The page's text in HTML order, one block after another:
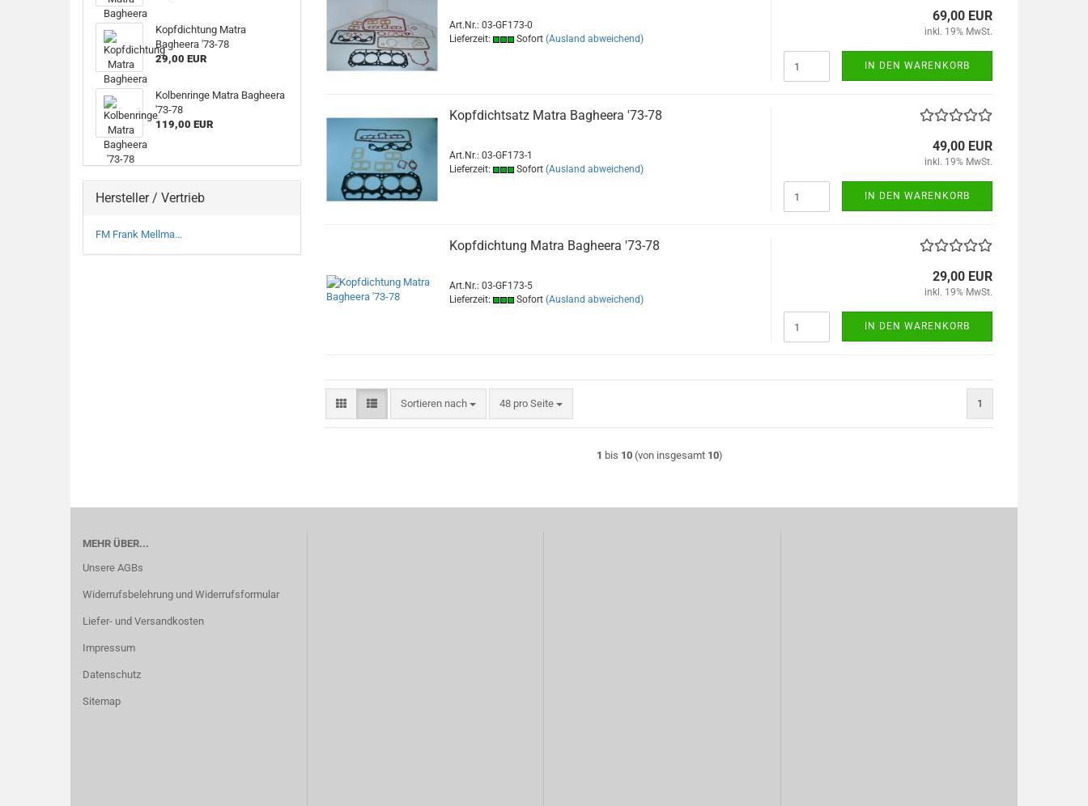
Art.Nr.: 03-GF173-0
Lieferzeit:
Sofort (Ausland abweichend)
69,00 EUR
inkl. 19% MwSt.
IN DEN WARENKORB
Kopfdichtsatz Matra Bagheera '73-78
Art.Nr.: 03-GF173-1
Lieferzeit:
Sofort (Ausland abweichend)
49,00 EUR
inkl. 19% MwSt.
IN DEN WARENKORB
Kopfdichtung Matra Bagheera '73-78
Art.Nr.: 03-GF173-5
Lieferzeit:
Sofort (Ausland abweichend)
29,00 EUR
inkl. 19% MwSt.
IN DEN WARENKORB
Sortieren nach
Sortieren nach 48 pro Seite
pro Seite 1
1 bis 10(von insgesamt 10)
Kopfdichtung Matra
Bagheera '73-78
29,00 EUR
Kolbenringe Matra Bagheera
'73-78
119,00 EUR
Hersteller / Vertrieb
FM Frank Mellma...
MEHR ÜBER...
Unsere AGBs
Widerrufsbelehrung und Widerrufsformular
Liefer- und Versandkosten
Impressum
Datenschutz
Sitemap